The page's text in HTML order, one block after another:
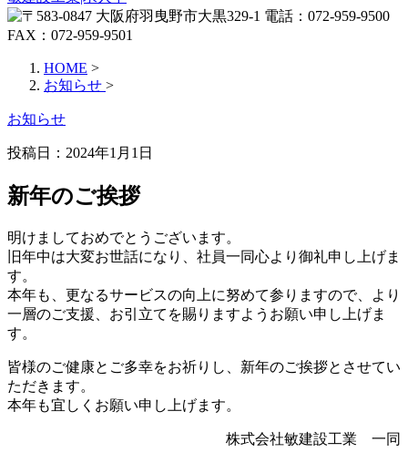
HOME >
お知らせ >
お知らせ
投稿日：2024年1月1日
新年のご挨拶
明けましておめでとうございます。
旧年中は大変お世話になり、社員一同心より御礼申し上げま
す。
本年も、更なるサービスの向上に努めて参りますので、より
一層のご支援、お引立てを賜りますようお願い申し上げま
す。
皆様のご健康とご多幸をお祈りし、新年のご挨拶とさせてい
ただきます。
本年も宜しくお願い申し上げます。
株式会社敏建設工業 一同